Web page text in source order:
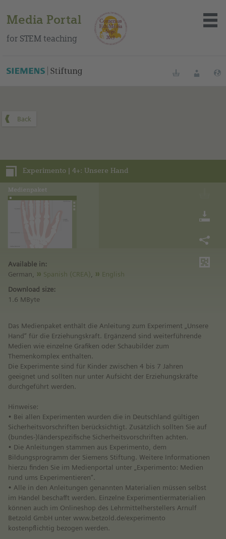
Media Portal
for STEM teaching
About the portal
Methods
Trainings
BookmarksLogin
Experimento | 4+: Unsere Hand
Available in:
German,
Spanish (CREA),
English
Download size:
1.6 MByte
Das Medienpaket enthält die Anleitung zum Experiment „Unsere
Hand“ für die Erziehungskraft. Ergänzend sind weiterführende
Medien wie einzelne Grafiken oder Schaubilder zum
Themenkomplex enthalten.
Die Experimente sind für Kinder zwischen 4 bis 7 Jahren
geeignet und sollten nur unter Aufsicht der Erziehungskräfte
durchgeführt werden.
Hinweise:
• Bei allen Experimenten wurden die in Deutschland gültigen
Sicherheitsvorschriften berücksichtigt. Zusätzlich sollten Sie auf
(bundes-)länderspezifische Sicherheitsvorschriften achten.
• Die Anleitungen stammen aus Experimento, dem
Bildungsprogramm der Siemens Stiftung. Weitere Informationen
hierzu finden Sie im Medienportal unter „Experimento: Medien
rund ums Experimentieren“.
• Alle in den Anleitungen genannten Materialien müssen selbst
im Handel beschafft werden. Einzelne Experimentiermaterialien
können auch im Onlineshop des Lehrmittelherstellers Arnulf
Betzold GmbH unter www.betzold.de/experimento
kostenpflichtig bezogen werden.
You can find this media package on our Spanish education